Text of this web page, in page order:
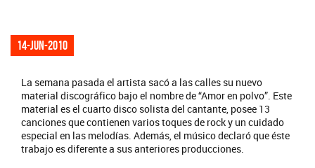
14-jun-2010
La semana pasada el artista sacó a las calles su nuevo
material discográfico bajo el nombre de “Amor en polvo”. Este
material es el cuarto disco solista del cantante, posee 13
canciones que contienen varios toques de rock y un cuidado
especial en las melodías. Además, el músico declaró que éste
trabajo es diferente a sus anteriores producciones.